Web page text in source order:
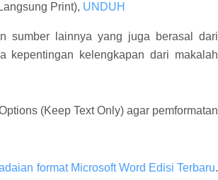
Print), UNDUH
sumber lainnya yang juga berasal dari
kepentingan kelengkapan dari makalah
(Keep Text Only) agar pemformatan
format Microsoft Word Edisi Terbaru.